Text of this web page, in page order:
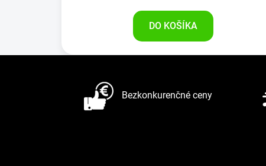
DO KOŠÍKA
Bezkonkurenčné ceny